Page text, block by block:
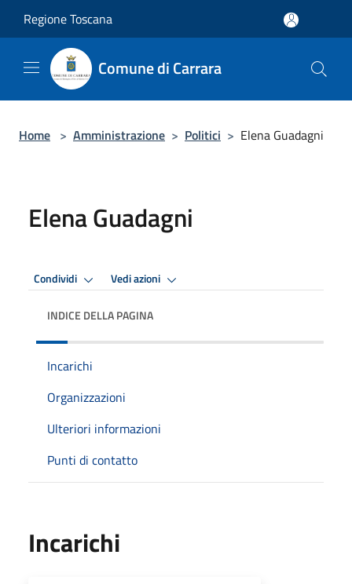
Regione Toscana
Comune di Carrara
Home > Amministrazione > Politici > Elena Guadagni
Elena Guadagni
Condividi Vedi azioni
INDICE DELLA PAGINA
Incarichi
Organizzazioni
Ulteriori informazioni
Punti di contatto
Incarichi